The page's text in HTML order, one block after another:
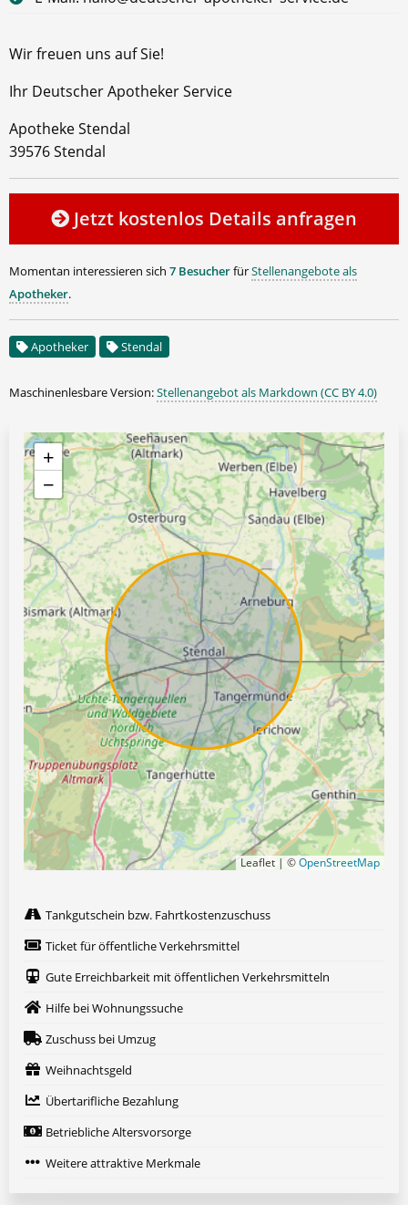
Wir freuen uns auf Sie!
Ihr Deutscher Apotheker Service
Apotheke Stendal
39576 Stendal
Jetzt kostenlos Details anfragen
Momentan interessieren sich 7 BesucherfürStellenangebote als
Apotheker.
Apotheker Stendal
Maschinenlesbare Version:Stellenangebot als Markdown (CC BY 4.0)
+
−
Leaflet | ©OpenStreetMap
Tankgutschein bzw. Fahrtkostenzuschuss
Ticket für öffentliche Verkehrsmittel
Gute Erreichbarkeit mit öffentlichen Verkehrsmitteln
Hilfe bei Wohnungssuche
Zuschuss bei Umzug
Weihnachtsgeld
Übertarifliche Bezahlung
Betriebliche Altersvorsorge
Weitere attraktive Merkmale